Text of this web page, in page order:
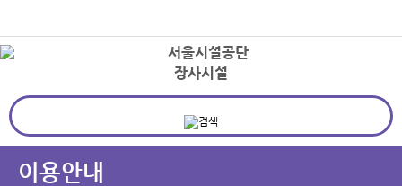
장사시설
이용안내